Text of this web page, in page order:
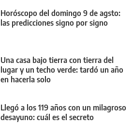
Horóscopo del domingo 9 de agsto:
las predicciones signo por signo
Una casa bajo tierra con tierra del
lugar y un techo verde: tardó un año
en hacerla solo
Llegó a los 119 años con un milagroso
desayuno: cuál es el secreto